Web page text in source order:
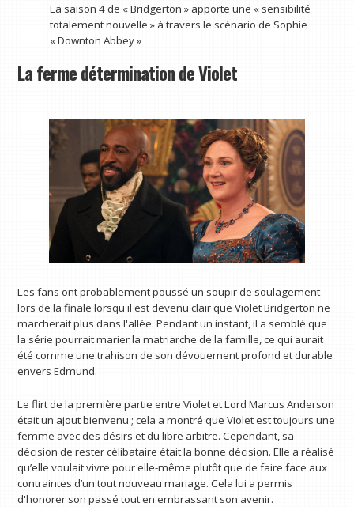
La saison 4 de « Bridgerton » apporte une « sensibilité
totalement nouvelle » à travers le scénario de Sophie
« Downton Abbey »
La ferme détermination de Violet
Les fans ont probablement poussé un soupir de soulagement
lors de la finale lorsqu'il est devenu clair que Violet Bridgerton ne
marcherait plus dans l'allée. Pendant un instant, il a semblé que
la série pourrait marier la matriarche de la famille, ce qui aurait
été comme une trahison de son dévouement profond et durable
envers Edmund.
Le flirt de la première partie entre Violet et Lord Marcus Anderson
était un ajout bienvenu ; cela a montré que Violet est toujours une
femme avec des désirs et du libre arbitre. Cependant, sa
décision de rester célibataire était la bonne décision. Elle a réalisé
qu’elle voulait vivre pour elle-même plutôt que de faire face aux
contraintes d’un tout nouveau mariage. Cela lui a permis
d'honorer son passé tout en embrassant son avenir.